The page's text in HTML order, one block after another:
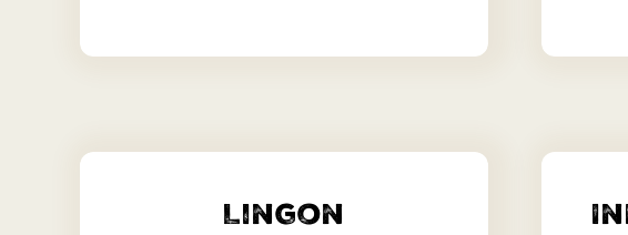
Lingon